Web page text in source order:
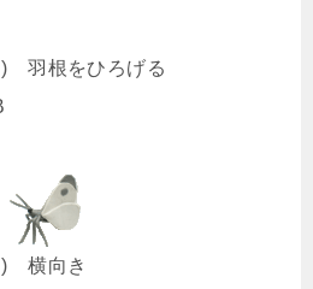
) 羽根をひろげる
) 横向き